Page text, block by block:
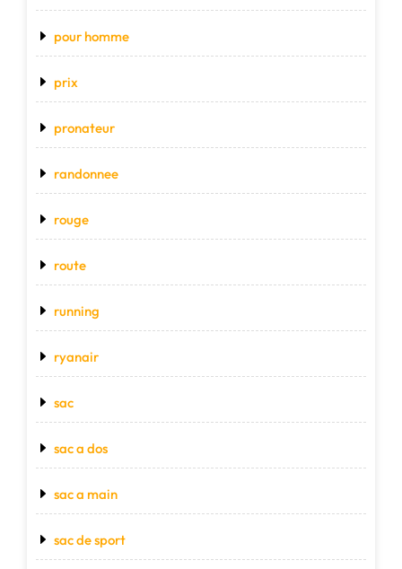
pour homme
prix
pronateur
randonnee
rouge
route
running
ryanair
sac
sac a dos
sac a main
sac de sport